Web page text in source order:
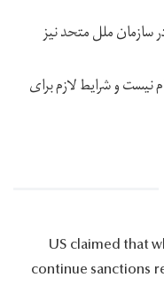
سازمان ملل متحد نیز
نیست و شرایط لازم برای
US claimed that
continue sanctions